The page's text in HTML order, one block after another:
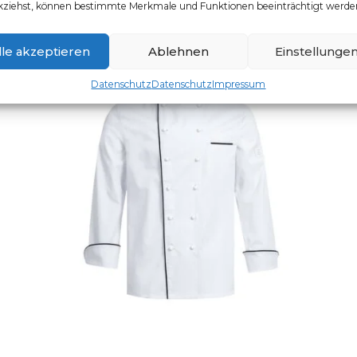
können bestimmte Merkmale und Funktionen beeinträchtigt
akzeptieren Ablehnen
DatenschutzDatenschutzImpressum